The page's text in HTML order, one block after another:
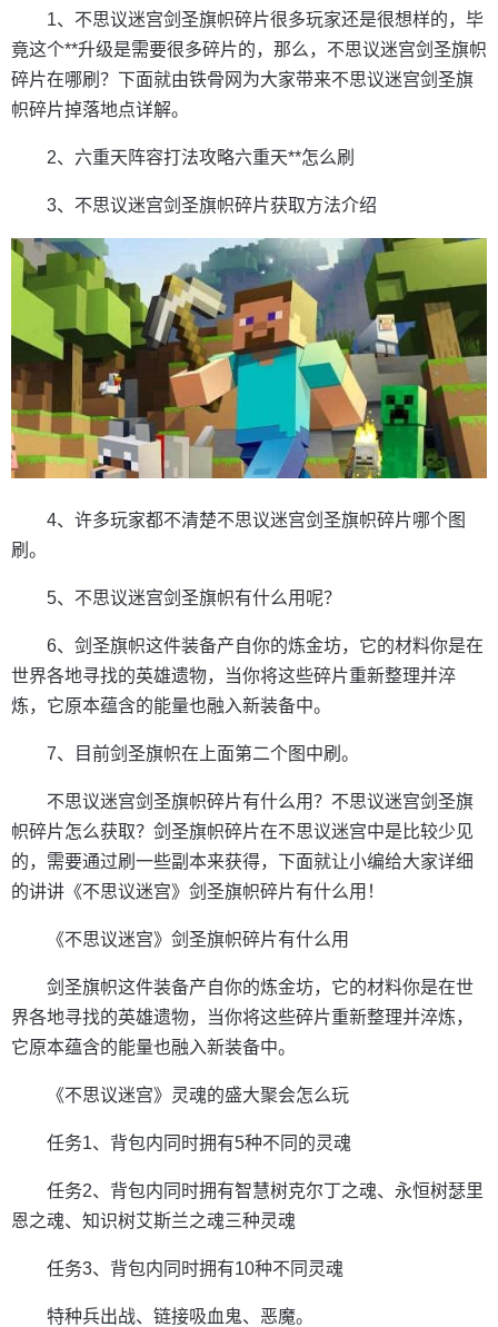
1、不思议迷宫剑圣旗帜碎片很多玩家还是很想样的，毕
竟这个**升级是需要很多碎片的，那么，不思议迷宫剑圣旗帜
碎片在哪刷？下面就由铁骨网为大家带来不思议迷宫剑圣旗
帜碎片掉落地点详解。
2、六重天阵容打法攻略六重天**怎么刷
3、不思议迷宫剑圣旗帜碎片获取方法介绍
4、许多玩家都不清楚不思议迷宫剑圣旗帜碎片哪个图
刷。
5、不思议迷宫剑圣旗帜有什么用呢？
6、剑圣旗帜这件装备产自你的炼金坊，它的材料你是在
世界各地寻找的英雄遗物，当你将这些碎片重新整理并淬
炼，它原本蕴含的能量也融入新装备中。
7、目前剑圣旗帜在上面第二个图中刷。
不思议迷宫剑圣旗帜碎片有什么用？不思议迷宫剑圣旗
帜碎片怎么获取？剑圣旗帜碎片在不思议迷宫中是比较少见
的，需要通过刷一些副本来获得，下面就让小编给大家详细
的讲讲《不思议迷宫》剑圣旗帜碎片有什么用！
《不思议迷宫》剑圣旗帜碎片有什么用
剑圣旗帜这件装备产自你的炼金坊，它的材料你是在世
界各地寻找的英雄遗物，当你将这些碎片重新整理并淬炼，
它原本蕴含的能量也融入新装备中。
《不思议迷宫》灵魂的盛大聚会怎么玩
任务1、背包内同时拥有5种不同的灵魂
任务2、背包内同时拥有智慧树克尔丁之魂、永恒树瑟里
恩之魂、知识树艾斯兰之魂三种灵魂
任务3、背包内同时拥有10种不同灵魂
特种兵出战、链接吸血鬼、恶魔。